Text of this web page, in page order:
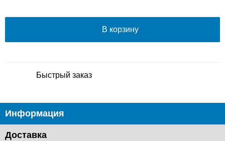
В корзину
Быстрый заказ
Информация
Доставка